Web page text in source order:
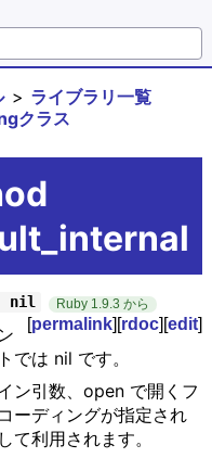
ライブラリ一覧
クラス
| nil Ruby 1.9.3 から
[permalink][rdoc][edit]
では nil です。
ン引数、open で開くフ
ーディングが指定され
て利用されます。